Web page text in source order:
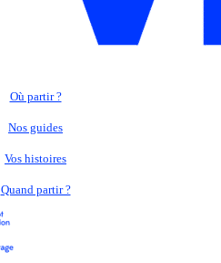
Où partir ?
Nos guides
Vos histoires
Quand partir ?